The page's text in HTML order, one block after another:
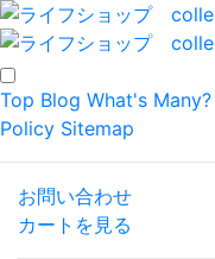
Top Blog What's Many?
Policy Sitemap
お問い合わせ
カートを見る